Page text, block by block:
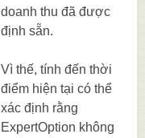
doanh thu đã được
định sẵn.
Vì thế, tính đến thời
điểm hiện tại có thể
xác định rằng
ExpertOption không